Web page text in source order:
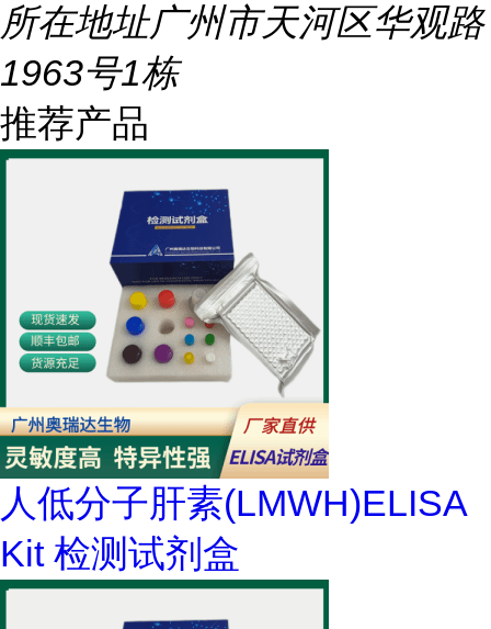
所在地址广州市天河区华观路
1963号1栋
推荐产品
人低分子肝素(LMWH)ELISA
Kit 检测试剂盒